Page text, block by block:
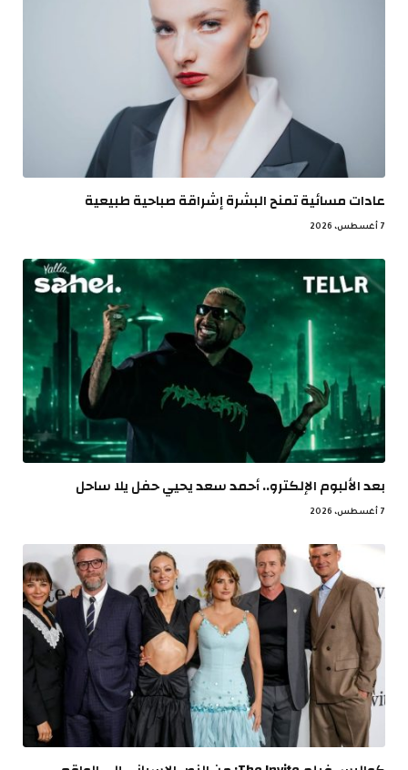
عادات مسائية تمنح البشرة إشراقة صباحية طبيعية
7 أغسطس، 2026
بعد الألبوم الإلكترو.. أحمد سعد يحيي حفل يلا ساحل
7 أغسطس، 2026